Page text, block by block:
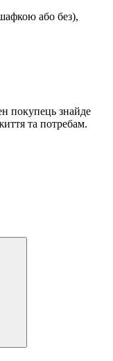
або без),
покупець знайде
та потребам.